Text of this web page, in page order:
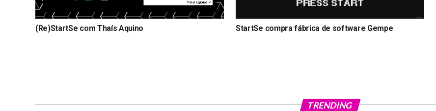
(Re)StartSe com Thaís Aquino StartSe compra fábrica de software Gempe
TRENDING